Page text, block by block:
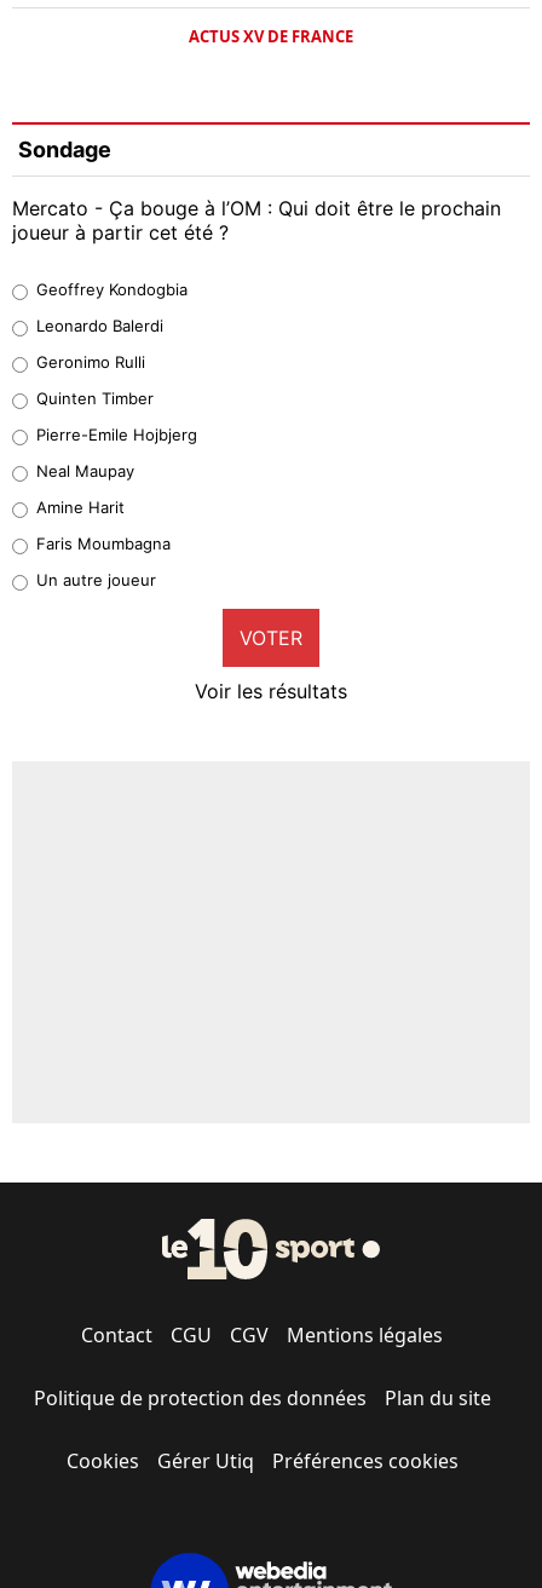
ACTUS XV DE FRANCE
Sondage
Mercato - Ça bouge à l’OM : Qui doit être le prochain
joueur à partir cet été ?
38%
32%
4%
1%
9%
Geoffrey Kondogbia
Leonardo Balerdi
Geronimo Rulli
Quinten Timber
Pierre-Emile Hojbjerg
Neal Maupay
Amine Harit
Faris Moumbagna
Un autre joueur
VOTER
Voir les résultats
Contact CGU CGV Mentions légales
Politique de protection des données Plan du site
Cookies Gérer Utiq Préférences cookies